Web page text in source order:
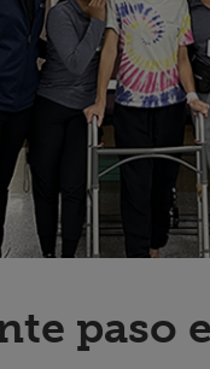
paso